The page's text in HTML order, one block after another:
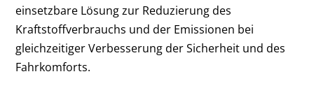
einsetzbare Lösung zur Reduzierung des
Kraftstoffverbrauchs und der Emissionen bei
gleichzeitiger Verbesserung der Sicherheit und des
Fahrkomforts.